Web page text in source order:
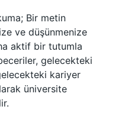
Bir metin
ve düşünmenize
aktif bir tutumla
gelecekteki
kariyer
üniversite